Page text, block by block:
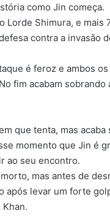
como Jin começa.
Lorde Shimura, e mais
contra a invasão
é feroz e ambos
fim acabam sobrando
que tenta, mas
momento que Jin é
ao seu encontro.
mas antes de
após levar um forte